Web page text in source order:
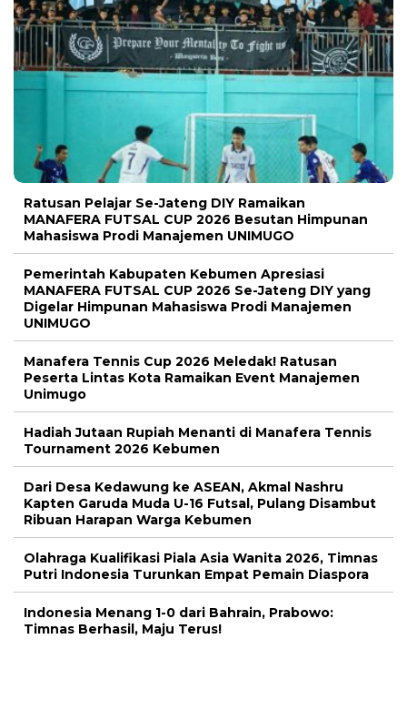
Ratusan Pelajar Se-Jateng DIY Ramaikan
MANAFERA FUTSAL CUP 2026 Besutan Himpunan
Mahasiswa Prodi Manajemen UNIMUGO
Pemerintah Kabupaten Kebumen Apresiasi
MANAFERA FUTSAL CUP 2026 Se-Jateng DIY yang
Digelar Himpunan Mahasiswa Prodi Manajemen
UNIMUGO
Manafera Tennis Cup 2026 Meledak! Ratusan
Peserta Lintas Kota Ramaikan Event Manajemen
Unimugo
Hadiah Jutaan Rupiah Menanti di Manafera Tennis
Tournament 2026 Kebumen
Dari Desa Kedawung ke ASEAN, Akmal Nashru
Kapten Garuda Muda U-16 Futsal, Pulang Disambut
Ribuan Harapan Warga Kebumen
Olahraga Kualifikasi Piala Asia Wanita 2026, Timnas
Putri Indonesia Turunkan Empat Pemain Diaspora
Indonesia Menang 1-0 dari Bahrain, Prabowo:
Timnas Berhasil, Maju Terus!